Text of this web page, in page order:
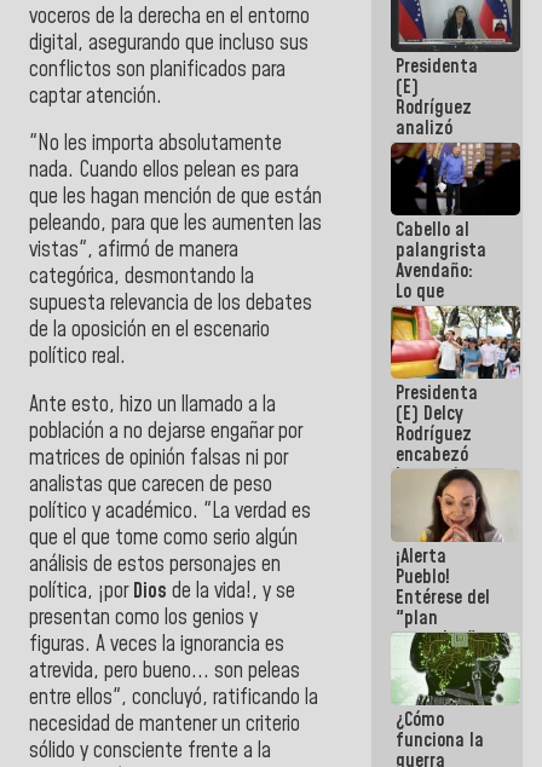
voceros de la derecha en el entorno
digital, asegurando que incluso sus
conflictos son planificados para
captar atención.
"No les importa absolutamente
nada. Cuando ellos pelean es para
que les hagan mención de que están
peleando, para que les aumenten las
vistas", afirmó de manera
categórica, desmontando la
supuesta relevancia de los debates
de la oposición en el escenario
político real.
Ante esto, hizo un llamado a la
población a no dejarse engañar por
matrices de opinión falsas ni por
analistas que carecen de peso
político y académico. "La verdad es
que el que tome como serio algún
análisis de estos personajes en
política, ¡porDios de la vida!, y se
presentan como los genios y
figuras. A veces la ignorancia es
atrevida, pero bueno... son peleas
entre ellos", concluyó, ratificando la
necesidad de mantener un criterio
sólido y consciente frente a la
estén en el
marco de la
Constitución
de la
República
Presidenta
(E)
Rodríguez
analizó
junto a
gobernadores
planes de
recuperación
del Sistema
Eléctrico
Nacional
Cabello al
palangrista
Avendaño:
Lo que
vayas a
escribir
hazlo hoy
por que no
sabemos si
la semana
que viene
hay
programa
Presidenta
(E) Delcy
Rodríguez
encabezó
lanzamiento
del Plan
Nacional de
Recreación
Vacacional
¡Alerta
Pueblo!
Entérese del
"plan
enjambre"
de La Sayo
para
sabotear el
diálogo y
promover el
¿Cómo
funciona la
guerra